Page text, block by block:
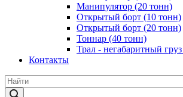
Манипулятор (20 тонн)
Открытый борт (10 тонн)
Открытый борт (20 тонн)
Тоннар (40 тонн)
Трал - негабаритный
Контакты